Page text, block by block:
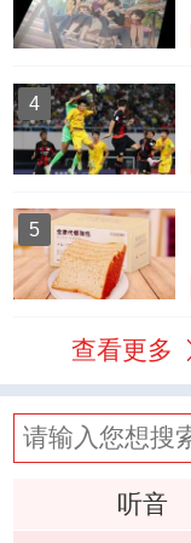
4
5
查看更多
听音